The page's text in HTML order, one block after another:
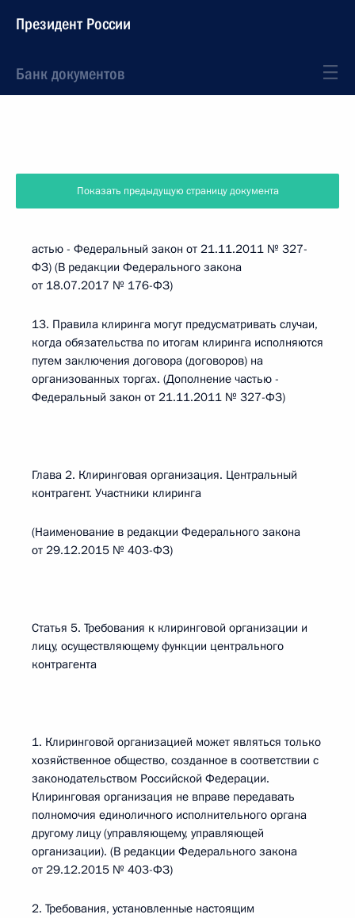
Президент России
Банк документов
Показать предыдущую страницу документа
астью - Федеральный закон от 21.11.2011 № 327-
ФЗ) (В редакции Федерального закона
от 18.07.2017 № 176-ФЗ)
13. Правила клиринга могут предусматривать случаи,
когда обязательства по итогам клиринга исполняются
путем заключения договора (договоров) на
организованных торгах. (Дополнение частью -
Федеральный закон от 21.11.2011 № 327-ФЗ)
Глава 2. Клиринговая организация. Центральный
контрагент. Участники клиринга
(Наименование в редакции Федерального закона
от 29.12.2015 № 403-ФЗ)
Статья 5. Требования к клиринговой организации и
лицу, осуществляющему функции центрального
контрагента
1. Клиринговой организацией может являться только
хозяйственное общество, созданное в соответствии с
законодательством Российской Федерации.
Клиринговая организация не вправе передавать
полномочия единоличного исполнительного органа
другому лицу (управляющему, управляющей
организации). (В редакции Федерального закона
от 29.12.2015 № 403-ФЗ)
2. Требования, установленные настоящим